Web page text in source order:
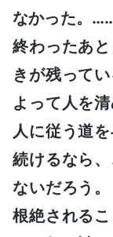
なかった。
終わったあ
きが残って
よって人を
人に従う道
続けるなら
ないだろう
根絶される